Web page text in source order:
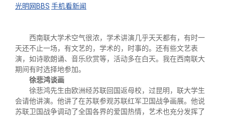
捐赠项目
捐赠新闻
捐赠方法
媒体平台
《清华校友通讯》
我要订阅
百年清华
清华故事
校友服务
终身学习
校友总会
光明网BBS 手机看新闻
西南联大学术空气很浓，学术讲演几乎天天都有，有时一
天还不止一场，有文艺的，学术的，时事的。还有些文艺表
演，如诗歌朗诵、音乐欣赏等，活动多在白天。我在西南联大
期间有时选择地参加。
徐悲鸿谈画
徐悲鸿先生由欧洲经苏联回国返母校，过昆明，联大学生
会请他讲演。他讲了在苏联参观苏联红军卫国战争画展。他说
苏联卫国战争调动了全国各界的爱国热情，艺术也充分发挥了